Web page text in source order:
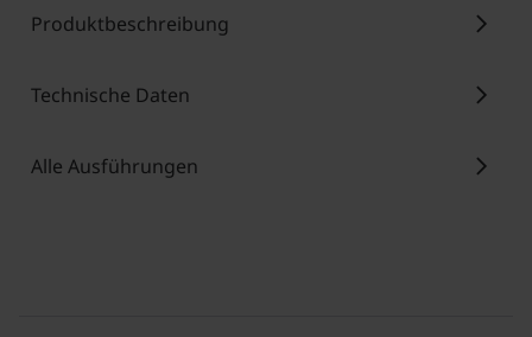
Produktbeschreibung chevron_right
Technische Daten chevron_right
Alle Ausführungen chevron_right